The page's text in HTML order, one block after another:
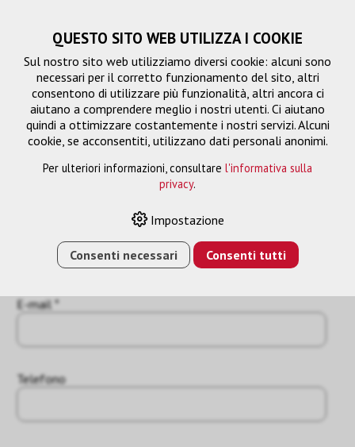
E-mail *
Telefono
QUESTO SITO WEB UTILIZZA I COOKIE
Sul nostro sito web utilizziamo diversi cookie: alcuni sono
necessari per il corretto funzionamento del sito, altri
consentono di utilizzare più funzionalità, altri ancora ci
aiutano a comprendere meglio i nostri utenti. Ci aiutano
quindi a ottimizzare costantemente i nostri servizi. Alcuni
cookie, se acconsentiti, utilizzano dati personali anonimi.
Per ulteriori informazioni, consultare l'informativa sulla
privacy.
Impostazione
Consenti necessari Consenti tutti